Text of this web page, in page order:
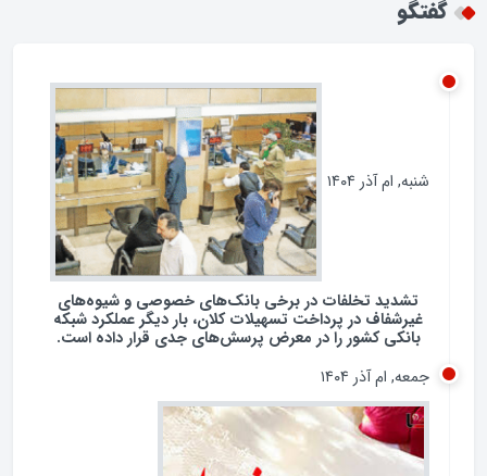
گفتگو
شنبه, ام آذر ۱۴۰۴
تشدید تخلفات در برخی بانک‌های خصوصی و شیوه‌های
غیرشفاف در پرداخت تسهیلات کلان، بار دیگر عملکرد شبکه
بانکی کشور را در معرض پرسش‌های جدی قرار داده است.
جمعه, ام آذر ۱۴۰۴